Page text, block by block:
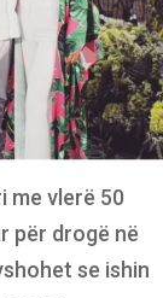
me vlerë 50
për drogë në
se ishin